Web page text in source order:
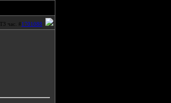
час. #1701088